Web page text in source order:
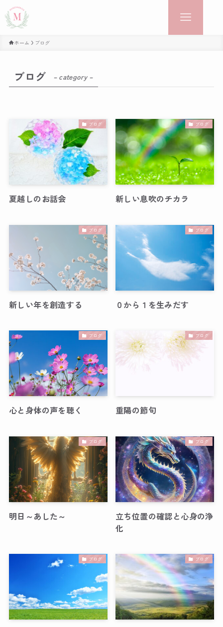
ホーム ブログ
ブログ – category –
ブログ
夏越しのお話会
ブログ
新しい息吹のチカラ
ブログ
新しい年を創造する
ブログ
０から１を生みだす
ブログ
心と身体の声を聴く
ブログ
重陽の節句
ブログ
明日～あした～
ブログ
立ち位置の確認と心身の浄
化
ブログ ブログ